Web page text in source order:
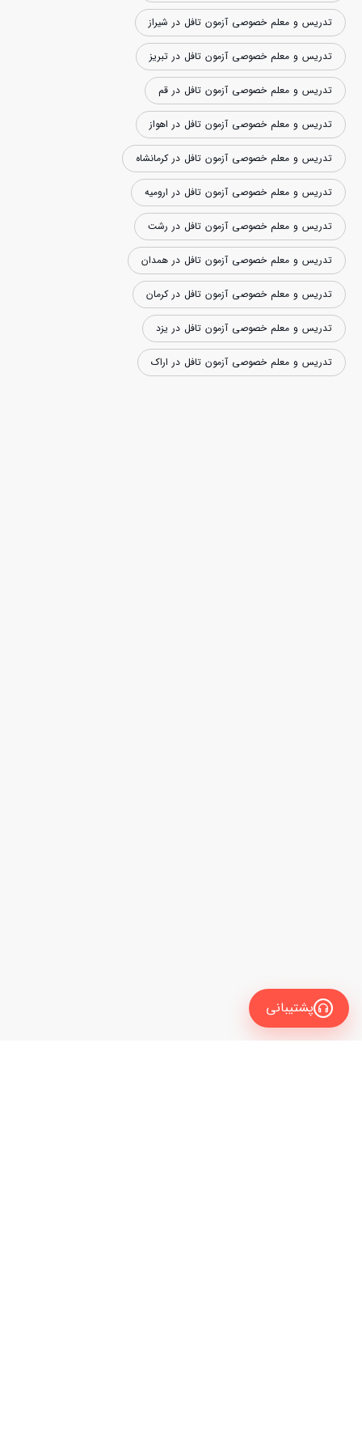
تدریس و معلم خصوصی آزمون تافل در شیراز
تدریس و معلم خصوصی آزمون تافل در تبریز
تدریس و معلم خصوصی آزمون تافل در قم
تدریس و معلم خصوصی آزمون تافل در اهواز
تدریس و معلم خصوصی آزمون تافل در کرمانشاه
تدریس و معلم خصوصی آزمون تافل در ارومیه
تدریس و معلم خصوصی آزمون تافل در رشت
تدریس و معلم خصوصی آزمون تافل در همدان
تدریس و معلم خصوصی آزمون تافل در کرمان
تدریس و معلم خصوصی آزمون تافل در یزد
تدریس و معلم خصوصی آزمون تافل در اراک
پشتیبانی